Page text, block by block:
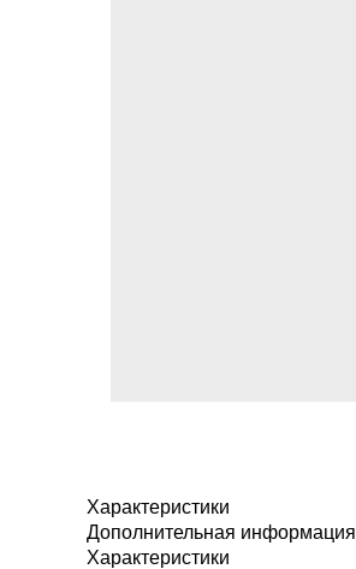
Характеристики
Дополнительная информация
Характеристики